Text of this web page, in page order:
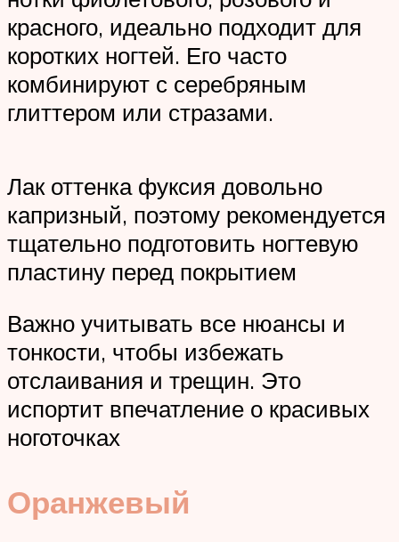
красного, идеально подходит для
коротких ногтей. Его часто
комбинируют с серебряным
глиттером или стразами.
Лак оттенка фуксия довольно
капризный, поэтому рекомендуется
тщательно подготовить ногтевую
пластину перед покрытием
Важно учитывать все нюансы и
тонкости, чтобы избежать
отслаивания и трещин. Это
испортит впечатление о красивых
ноготочках
Оранжевый